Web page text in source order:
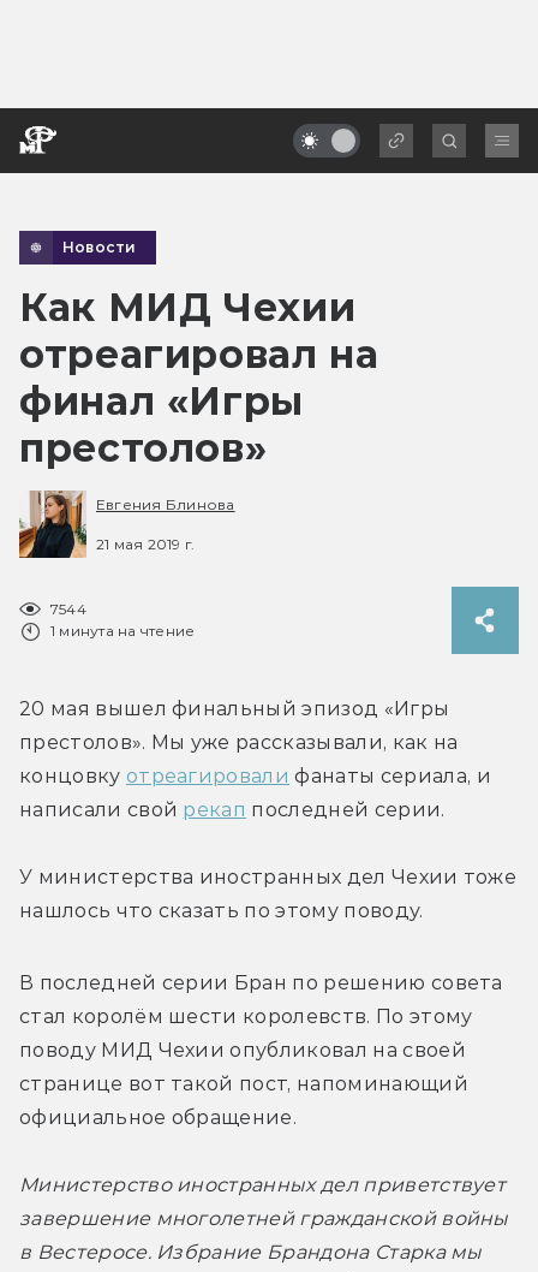
Новости
Как МИД Чехии
отреагировал на
финал «Игры
престолов»
Евгения Блинова
21 мая 2019 г.
7544
1 минута на чтение
20 мая вышел финальный эпизод «Игры
престолов». Мы уже рассказывали, как на
концовку отреагировали фанаты сериала, и
написали свой рекап последней серии.
У министерства иностранных дел Чехии тоже
нашлось что сказать по этому поводу.
В последней серии Бран по решению совета
стал королём шести королевств. По этому
поводу МИД Чехии опубликовал на своей
странице вот такой пост, напоминающий
официальное обращение.
Министерство иностранных дел приветствует
завершение многолетней гражданской войны
в Вестеросе. Избрание Брандона Старка мы